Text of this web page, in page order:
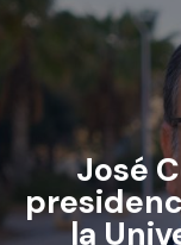
José
la